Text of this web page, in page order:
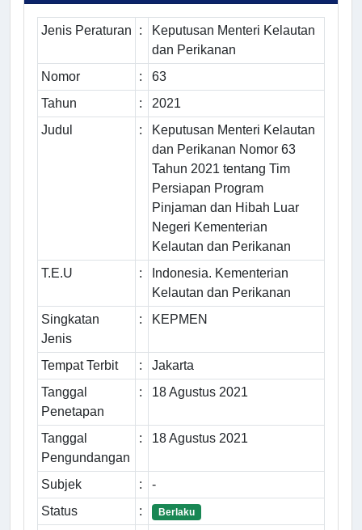
Jenis Peraturan :
Keputusan Menteri Kelautan
dan Perikanan
Nomor
:
63
Tahun
:
2021
Judul
:
Keputusan Menteri Kelautan
dan Perikanan Nomor 63
Tahun 2021 tentang Tim
Persiapan Program
Pinjaman dan Hibah Luar
Negeri Kementerian
Kelautan dan Perikanan
T.E.U
:
Indonesia. Kementerian
Kelautan dan Perikanan
Singkatan
Jenis
: KEPMEN
Tempat Terbit :
Jakarta
Tanggal
Penetapan
: 18 Agustus 2021
Tanggal
Pengundangan
: 18 Agustus 2021
Subjek :
-
Status
: Berlaku